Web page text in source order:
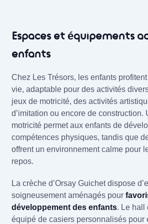
Espaces et équipements
enfants
Chez Les Trésors, les enfants
vie, adaptable pour des activités
jeux de motricité, des activités
d’imitation ou encore de construction.
motricité permet aux enfants de
compétences physiques, tandis que
offrent un environnement calme pour
repos.
La crèche d’Orsay Guichet dispose
soigneusement aménagés pour
développement des enfants. Le hall
équipé de casiers personnalisés pour